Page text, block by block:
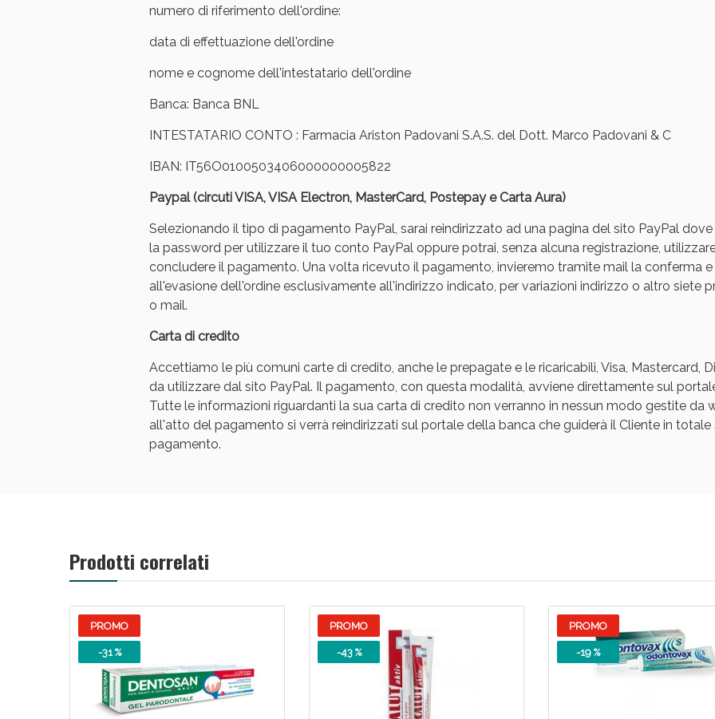
numero di riferimento dell'ordine:
data di effettuazione dell'ordine
nome e cognome dell'intestatario dell'ordine
Banca: Banca BNL
INTESTATARIO CONTO : Farmacia Ariston Padovani S.A.S. del Dott. Marco Padovani & C
IBAN: IT56O0100503406000000005822
Paypal (circuti VISA, VISA Electron, MasterCard, Postepay e Carta Aura)
Selezionando il tipo di pagamento PayPal, sarai reindirizzato ad una pagina del sito PayPal
la password per utilizzare il tuo conto PayPal oppure potrai, senza alcuna registrazione,
concludere il pagamento. Una volta ricevuto il pagamento, invieremo tramite mail la conferma
all'evasione dell'ordine esclusivamente all'indirizzo indicato, per variazioni indirizzo o altro siete
o mail.
Carta di credito
Accettiamo le più comuni carte di credito, anche le prepagate e le ricaricabili, Visa, Mastercard,
da utilizzare dal sito PayPal. Il pagamento, con questa modalità, avviene direttamente sul
Tutte le informazioni riguardanti la sua carta di credito non verranno in nessun modo gestite da
all'atto del pagamento si verrà reindirizzati sul portale della banca che guiderà il Cliente in totale
pagamento.
Prodotti correlati
PROMO
-31 %
PROMO
-43 %
PROMO
-19 %
Benessere Intestinale: Sconto fino al 55% valido